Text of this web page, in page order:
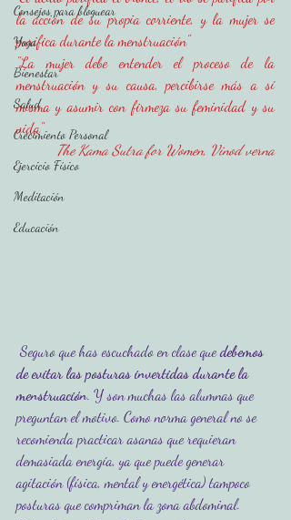
Consejos para bloguear
Yoga
Bienestar
Salud
Crecimiento Personal
Ejercicio Físico
Meditación
Educación
la acción de su propia corriente, y la mujer se
purifica durante la menstruación"
"La mujer debe entender el proceso de la
menstruación y su causa, percibirse más a sí
misma y asumir con firmeza su feminidad y su
vida"
The Kama Sutra for Women, Vinod verna
Seguro que has escuchado en clase que debemos
de evitar las posturas invertidas durante la
menstruación . Y son muchas las alumnas que
preguntan el motivo. Como norma general no se
recomienda practicar asanas que requieran
demasiada energía, ya que puede generar
agitación (física, mental y energética) tampoco
posturas que compriman la zona abdominal.